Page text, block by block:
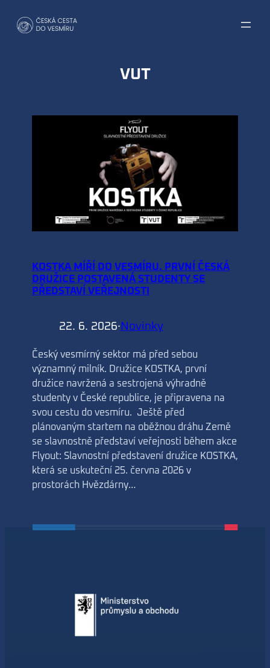
VUT
KOSTKA MÍŘÍ DO VESMÍRU. PRVNÍ ČESKÁ
DRUŽICE POSTAVENÁ STUDENTY SE
PŘEDSTAVÍ VEŘEJNOSTI
22. 6. 2026· Novinky
Český vesmírný sektor má před sebou
významný milník. Družice KOSTKA, první
družice navržená a sestrojená výhradně
studenty v České republice, je připravena na
svou cestu do vesmíru. Ještě před
plánovaným startem na oběžnou dráhu Země
se slavnostně představí veřejnosti během akce
Flyout: Slavnostní představení družice KOSTKA,
která se uskuteční 25. června 2026 v
prostorách Hvězdárny…